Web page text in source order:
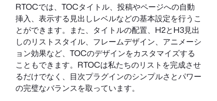
RTOCでは、TOCタイトル、投稿やページへの自動
挿入、表示する見出しレベルなどの基本設定を行うこ
とができます。また、タイトルの配置、H2とH3見出
しのリストスタイル、フレームデザイン、アニメーシ
ョン効果など、TOCのデザインをカスタマイズする
こともできます。RTOCは私たちのリストを完成させ
るだけでなく、目次プラグインのシンプルさとパワー
の完璧なバランスを取っています。